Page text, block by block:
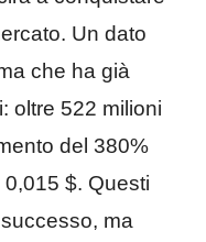
Un dato
che ha già
oltre 522 milioni
del 380%
$. Questi
ma